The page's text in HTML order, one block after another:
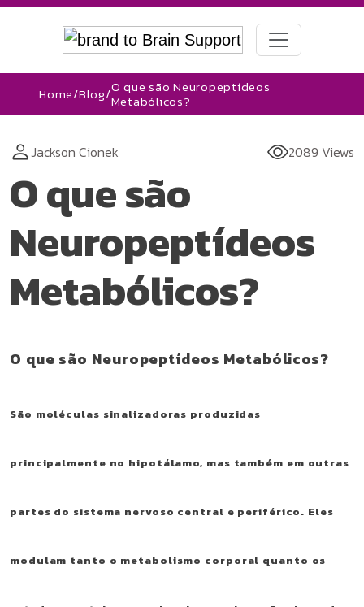
Home/Blog/O que são Neuropeptídeos
Metabólicos?
Jackson Cionek 2089 Views
O que são
Neuropeptídeos
Metabólicos?
O que são Neuropeptídeos Metabólicos?
São moléculas sinalizadoras produzidas
principalmente no hipotálamo, mas também em outras
partes do sistema nervoso central e periférico. Eles
modulam tanto o metabolismo corporal quanto os